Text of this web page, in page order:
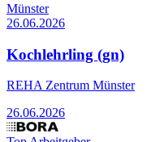
Münster
26.06.2026
Kochlehrling (gn)
REHA Zentrum Münster
26.06.2026